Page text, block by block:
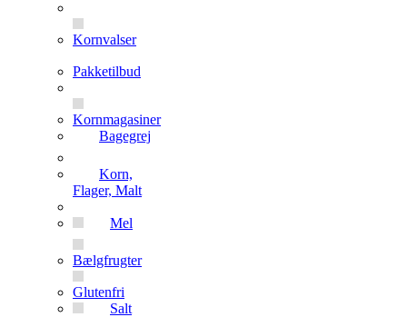
Kornvalser
Pakketilbud
Kornmagasiner
Bagegrej
Korn,
Flager, Malt
Mel
Bælgfrugter
Glutenfri
Salt